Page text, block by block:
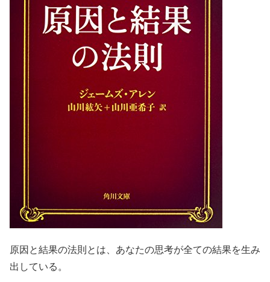
原因と結果の法則とは、あなたの思考が全ての結果を生み
出している。